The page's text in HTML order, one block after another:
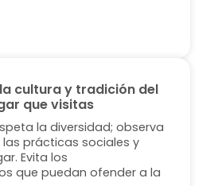
cultura y tradición del
que visitas
la diversidad; observa
prácticas sociales y
Evita los
que puedan ofender a la